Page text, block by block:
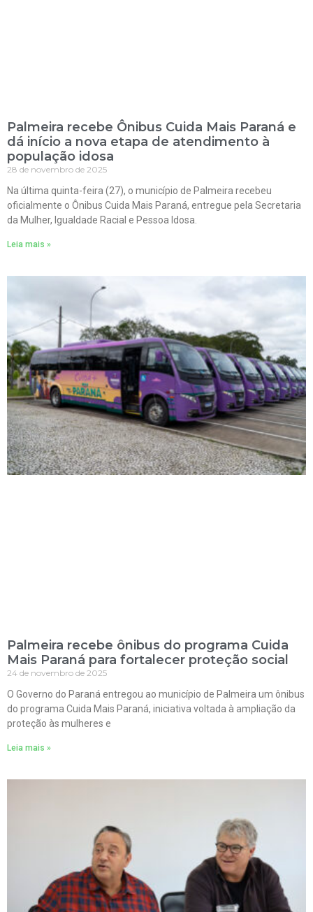
Palmeira recebe Ônibus Cuida Mais Paraná e
dá início a nova etapa de atendimento à
população idosa
28 de novembro de 2025
Na última quinta-feira (27), o município de Palmeira recebeu
oficialmente o Ônibus Cuida Mais Paraná, entregue pela Secretaria
da Mulher, Igualdade Racial e Pessoa Idosa.
Leia mais »
Palmeira recebe ônibus do programa Cuida
Mais Paraná para fortalecer proteção social
24 de novembro de 2025
O Governo do Paraná entregou ao município de Palmeira um ônibus
do programa Cuida Mais Paraná, iniciativa voltada à ampliação da
proteção às mulheres e
Leia mais »